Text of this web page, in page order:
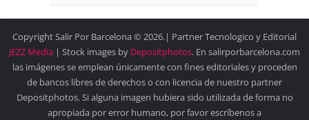
Copyright Salir Por Barcelona © 2026.| Partner Tecnologico y Editorial
JEZZ Media | Stock images by Depositphotos. En salirporbarcelona.com
las imágenes se emplean únicamente con fines editoriales y proceden
de bancos libres de derechos o con licencia de nuestro partner
Depositphotos. Si alguna imagen hubiera sido utilizada de forma no
apropiada por error humano, por favor escríbenos a